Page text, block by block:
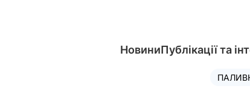
НовиниПублікації та